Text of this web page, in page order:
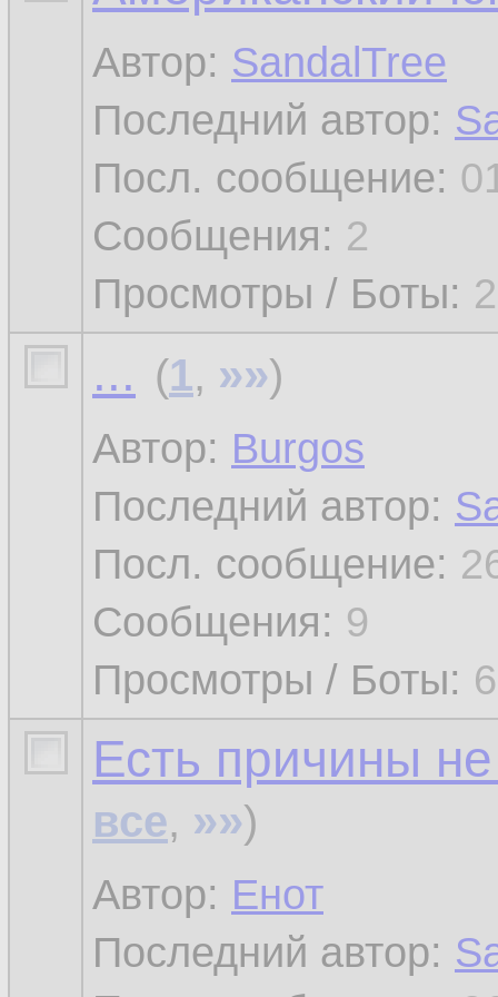
Автор: SandalTree
Последний автор:
Посл. сообщение:
Сообщения: 2
Просмотры / Боты:
... (1, »»)
Автор: Burgos
Последний автор:
Посл. сообщение:
Сообщения: 9
Просмотры / Боты:
Есть причины
все, »»)
Автор: Енот
Последний автор: